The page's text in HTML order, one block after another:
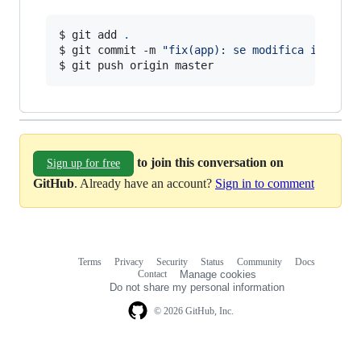
$ git add
.
$ git commit -m
"fix(app): se modifica imagen
$ git push origin master
Sign up for free
to join this conversation on
GitHub. Already have an account? Sign in to comment
© 2026 GitHub, Inc.
Terms Privacy Security Status Community
Docs
Contact
Manage cookies
Do not share my personal information